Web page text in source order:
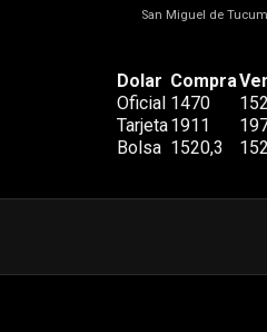
San Miguel de
Dolar Compra
Oficial 1470
Tarjeta1911
Bolsa 1520,3